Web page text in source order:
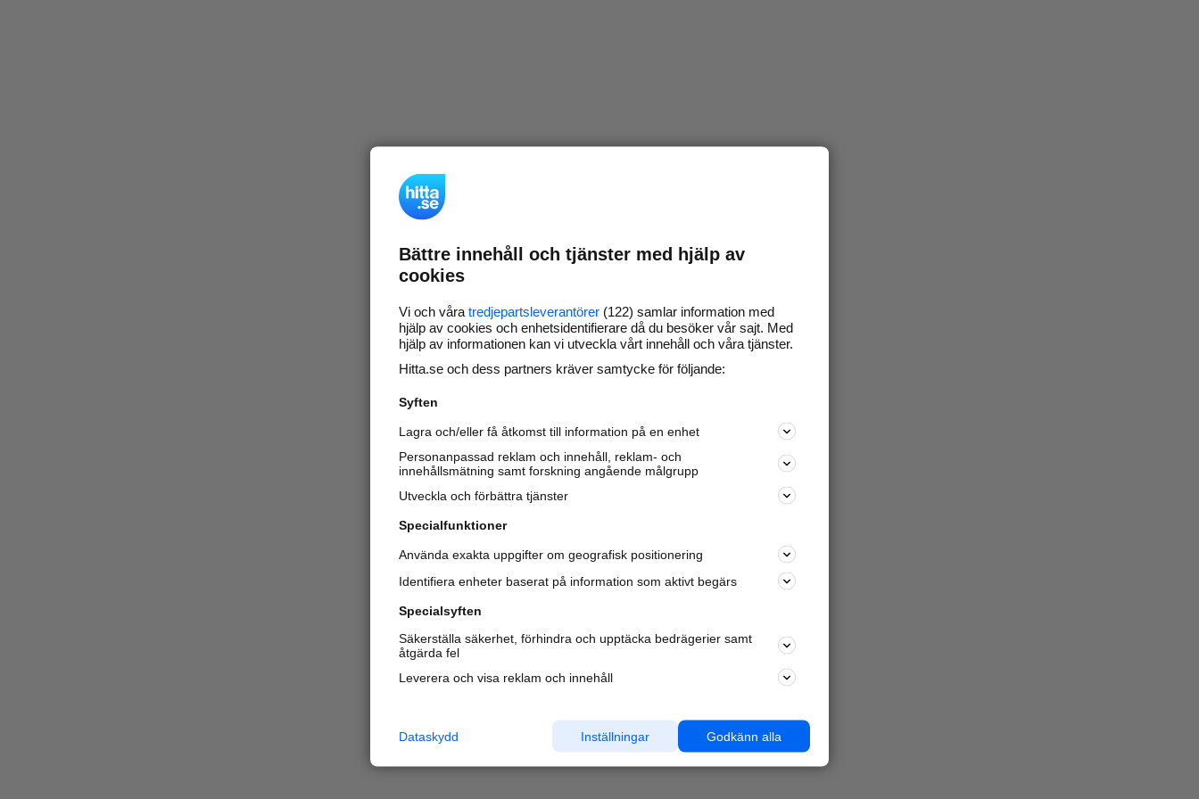
Bättre innehåll och tjänster med hjälp av
cookies
Vi och våra tredjepartsleverantörer (122) samlar information med
hjälp av cookies och enhetsidentifierare då du besöker vår sajt. Med
hjälp av informationen kan vi utveckla vårt innehåll och våra tjänster.
Hitta.se och dess partners kräver samtycke för följande:
Syften
Lagra och/eller få åtkomst till information på en enhet
Personanpassad reklam och innehåll, reklam- och
innehållsmätning samt forskning angående målgrupp
Utveckla och förbättra tjänster
Specialfunktioner
Använda exakta uppgifter om geografisk positionering
Identifiera enheter baserat på information som aktivt begärs
Specialsyften
Säkerställa säkerhet, förhindra och upptäcka bedrägerier samt
åtgärda fel
Leverera och visa reklam och innehåll
Godkänn alla
Inställningar
Dataskydd